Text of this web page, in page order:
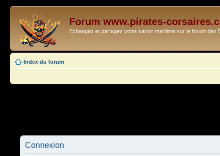
Forum www.pirates-
Echangez et partagez votre savoir maritime sur le forum des
Index du forum
Connexion